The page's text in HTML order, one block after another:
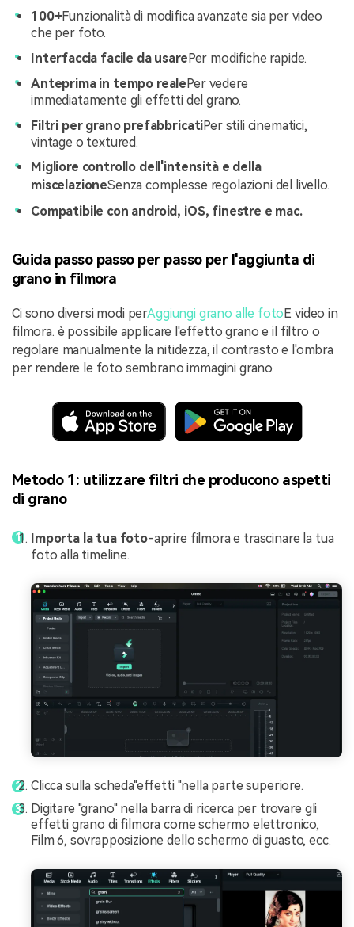
100+Funzionalità di modifica avanzate sia per video
che per foto.
Interfaccia facile da usarePer modifiche rapide.
Anteprima in tempo reale Per vedere
immediatamente gli effetti del grano.
Filtri per grano prefabbricatiPer stili cinematici,
vintage o textured.
Migliore controllo dell'intensità e della
miscelazioneSenza complesse regolazioni del livello.
Compatibile con android, iOS, finestre e mac.
Guida passo passo per passo per l'aggiunta di
grano in filmora
Ci sono diversi modi perAggiungi grano alle fotoE video in
filmora. è possibile applicare l'effetto grano e il filtro o
regolare manualmente la nitidezza, il contrasto e l'ombra
per rendere le foto sembrano immagini grano.
Metodo 1: utilizzare filtri che producono aspetti
di grano
Importa la tua foto-aprire filmora e trascinare la tua
foto alla timeline.
Clicca sulla scheda"effetti "nella parte superiore.
Digitare "grano" nella barra di ricerca per trovare gli
effetti grano di filmora come schermo elettronico,
Film 6, sovrapposizione dello schermo di guasto, ecc.